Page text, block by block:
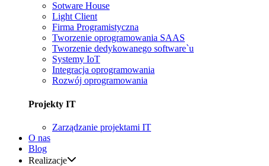
Sotware House
Light Client
Firma Programistyczna
Tworzenie oprogramowania SAAS
Tworzenie dedykowanego software`u
Systemy IoT
Integracja oprogramowania
Rozwój oprogramowania
Projekty IT
Zarządzanie projektami IT
O nas
Blog
Realizacje